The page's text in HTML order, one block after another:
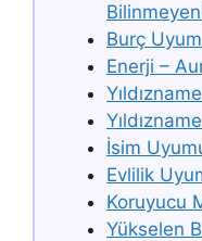
Burç
Enerji –
İsim
Evlilik
Koruyucu
Yükselen